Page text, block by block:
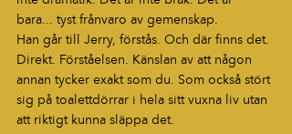
bara... tyst frånvaro av gemenskap.
Han går till Jerry, förstås. Och där finns det.
Direkt. Förståelsen. Känslan av att någon
annan tycker exakt som du. Som också stört
sig på toalettdörrar i hela sitt vuxna liv utan
att riktigt kunna släppa det.